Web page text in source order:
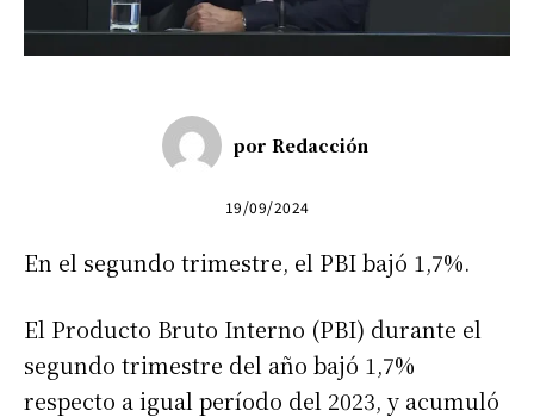
por Redacción
19/09/2024
En el segundo trimestre, el PBI bajó 1,7%.
El Producto Bruto Interno (PBI) durante el
segundo trimestre del año bajó 1,7%
respecto a igual período del 2023, y acumuló